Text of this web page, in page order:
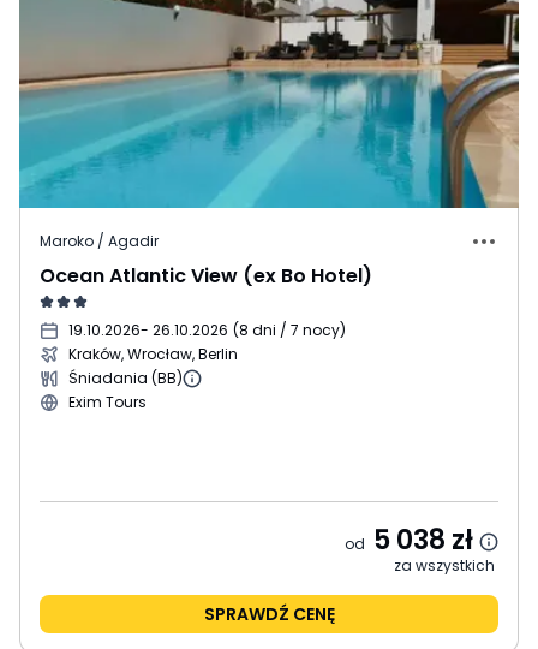
Maroko / Agadir
Ocean Atlantic View (ex Bo Hotel)
19.10.2026- 26.10.2026 (8 dni / 7 nocy)
Kraków, Wrocław, Berlin
Śniadania (BB)
Exim Tours
od 5 038 zł
za wszystkich
SPRAWDŹ CENĘ